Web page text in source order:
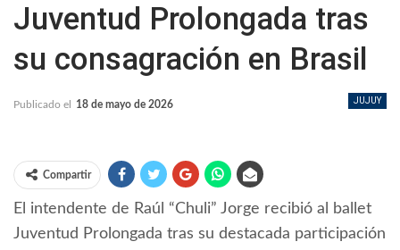
Juventud Prolongada tras
su consagración en Brasil
JUJUY
Publicado el 18 de mayo de 2026
Compartir
El intendente de Raúl “Chuli” Jorge recibió al ballet
Juventud Prolongada tras su destacada participación